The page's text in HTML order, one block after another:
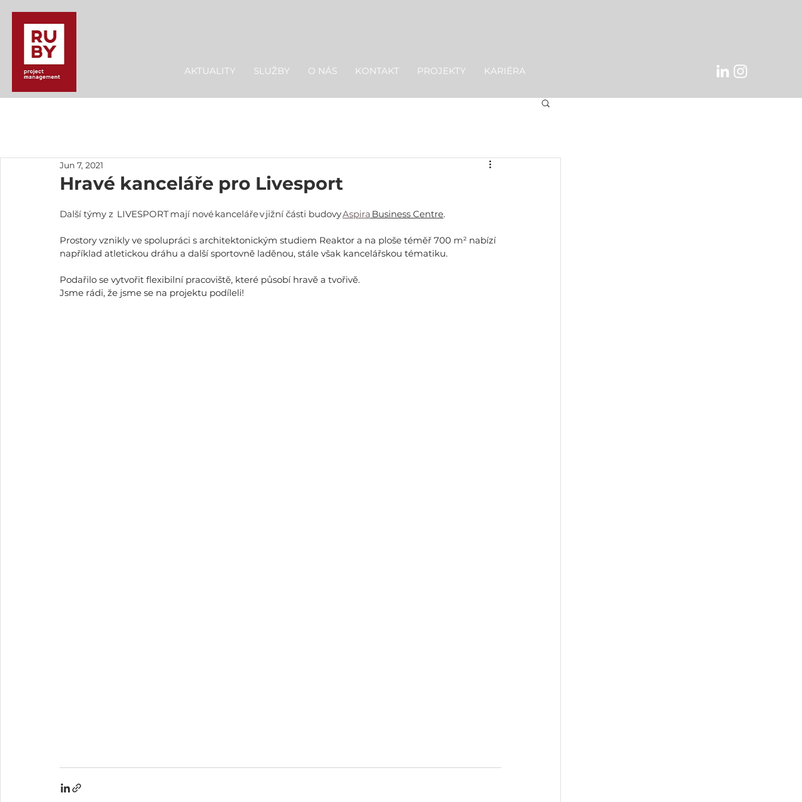
AKTUALITY SLUŽBY O NÁS KONTAKT PROJEKTY KARIÉRA
Hravé kanceláře pro Livesport
Jun 7, 2021
Další týmy z LIVESPORT mají nové kanceláře v jižní části budovy Aspira Business Centre.
Prostory vznikly ve spolupráci s architektonickým studiem Reaktor a na ploše téměř 700 m² nabízí
například atletickou dráhu a další sportovně laděnou, stále však kancelářskou tématiku.
Podařilo se vytvořit flexibilní pracoviště, které působí hravě a tvořivě.
Jsme rádi, že jsme se na projektu podíleli!